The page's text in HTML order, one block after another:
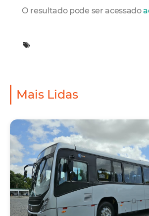
O resultado pode ser acessado
Mais Lidas